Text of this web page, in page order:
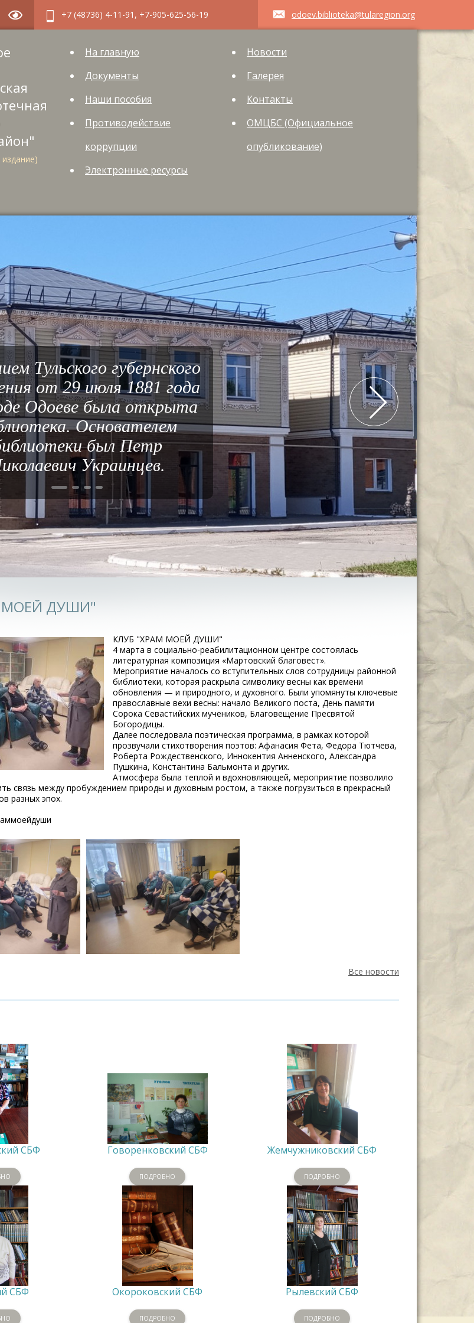
+7 (48736) 4-11-91, +7-905-625-56-19 odoev.biblioteka@tularegion.org
На главную
Документы
Наши пособия
Противодействие
коррупции
Электронные ресурсы
Новости
Галерея
Контакты
ОМЦБС (Официальное
опубликование)
Тульского губернского
от 29 июля 1881 года
Одоеве была открыта
Основателем
был Петр
Украинцев.
МОЕЙ ДУШИ"
КЛУБ "ХРАМ МОЕЙ ДУШИ"
4 марта в социально-реабилитационном центре состоялась
литературная композиция «Мартовский благовест».
Мероприятие началось со вступительных слов сотрудницы районной
библиотеки, которая раскрыла символику весны как времени
обновления — и природного, и духовного. Были упомянуты ключевые
православные вехи весны: начало Великого поста, День памяти
Сорока Севастийских мучеников, Благовещение Пресвятой
Богородицы.
Далее последовала поэтическая программа, в рамках которой
прозвучали стихотворения поэтов: Афанасия Фета, Федора Тютчева,
Роберта Рождественского, Иннокентия Анненского, Александра
Пушкина, Константина Бальмонта и других.
Атмосфера была теплой и вдохновляющей, мероприятие позволило
связь между пробуждением природы и духовным ростом, а также погрузиться в прекрасный
разных эпох.
Все новости
СБФ Говоренковский СБФ
ПОДРОБНО
Жемчужниковский СБФ
ПОДРОБНО
СБФ Окороковский СБФ
ПОДРОБНО
Рылевский СБФ
ПОДРОБНО